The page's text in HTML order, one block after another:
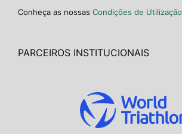
Conheça as nossas Condições de Utilização
PARCEIROS INSTITUCIONAIS